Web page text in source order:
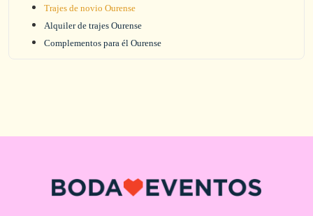
Trajes de novio Ourense
Alquiler de trajes Ourense
Complementos para él Ourense